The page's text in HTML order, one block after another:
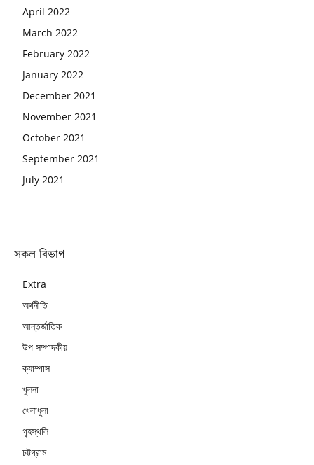
April 2022
March 2022
February 2022
January 2022
December 2021
November 2021
October 2021
September 2021
July 2021
সকল বিভাগ
Extra
অর্থনীতি
আন্তর্জাতিক
উপ সম্পাদকীয়
ক্যাম্পাস
খুলনা
খেলাধুলা
গৃহস্থলি
চট্টগ্রাম